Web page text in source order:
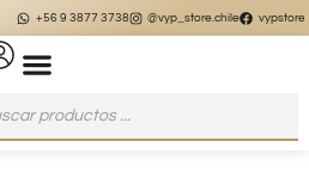
@vyp_store.chile vypstore.cl